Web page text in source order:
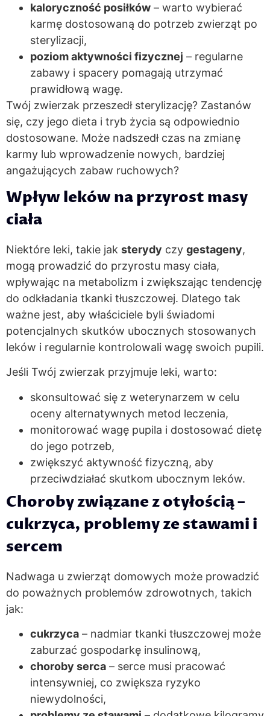
kaloryczność posiłków – warto wybierać
karmę dostosowaną do potrzeb zwierząt po
sterylizacji,
poziom aktywności fizycznej – regularne
zabawy i spacery pomagają utrzymać
prawidłową wagę.
Twój zwierzak przeszedł sterylizację? Zastanów
się, czy jego dieta i tryb życia są odpowiednio
dostosowane. Może nadszedł czas na zmianę
karmy lub wprowadzenie nowych, bardziej
angażujących zabaw ruchowych?
Wpływ leków na przyrost masy
ciała
Niektóre leki, takie jak sterydy czy gestageny,
mogą prowadzić do przyrostu masy ciała,
wpływając na metabolizm i zwiększając tendencję
do odkładania tkanki tłuszczowej. Dlatego tak
ważne jest, aby właściciele byli świadomi
potencjalnych skutków ubocznych stosowanych
leków i regularnie kontrolowali wagę swoich pupili.
Jeśli Twój zwierzak przyjmuje leki, warto:
skonsultować się z weterynarzem w celu
oceny alternatywnych metod leczenia,
monitorować wagę pupila i dostosować dietę
do jego potrzeb,
zwiększyć aktywność fizyczną, aby
przeciwdziałać skutkom ubocznym leków.
Choroby związane z otyłością –
cukrzyca, problemy ze stawami i
sercem
Nadwaga u zwierząt domowych może prowadzić
do poważnych problemów zdrowotnych, takich
jak:
cukrzyca – nadmiar tkanki tłuszczowej może
zaburzać gospodarkę insulinową,
choroby serca – serce musi pracować
intensywniej, co zwiększa ryzyko
niewydolności,